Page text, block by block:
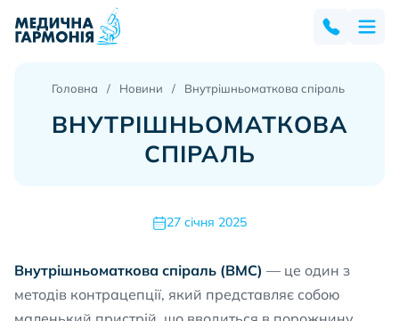
Головна Новини Внутрішньоматкова спіраль
ВНУТРІШНЬОМАТКОВА
СПІРАЛЬ
27 січня 2025
Внутрішньоматкова спіраль (ВМС) — це один з
методів контрацепції, який представляє собою